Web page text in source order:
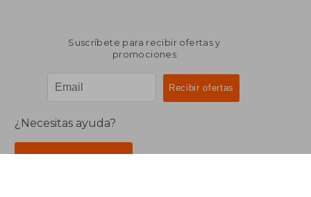
Suscríbete para recibir ofertas y
promociones
¿Necesitas ayuda?